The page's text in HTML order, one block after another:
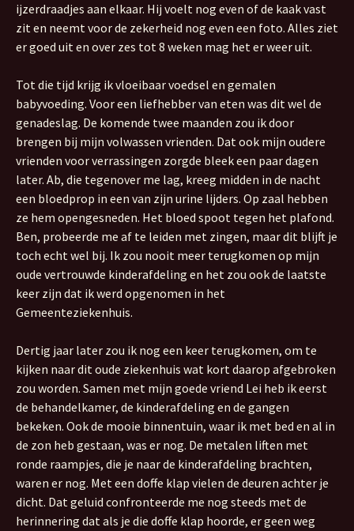
ijzerdraadjes aan elkaar. Hij voelt nog even of de kaak vast
zit en neemt voor de zekerheid nog even een foto. Alles ziet
er goed uit en over zes tot 8 weken mag het er weer uit.
Tot die tijd krijg ik vloeibaar voedsel en gemalen
babyvoeding. Voor een liefhebber van eten was dit wel de
genadeslag. De komende twee maanden zou ik door
brengen bij mijn volwassen vrienden. Dat ook mijn oudere
vrienden voor verrassingen zorgde bleek een paar dagen
later. Ab, die tegenover me lag, kreeg midden in de nacht
een bloedprop in een van zijn urine lijders. Op zaal hebben
ze hem opengesneden. Het bloed spoot tegen het plafond.
Ben, probeerde me af te leiden met zingen, maar dit blijft je
toch echt wel bij. Ik zou nooit meer terugkomen op mijn
oude vertrouwde kinderafdeling en het zou ook de laatste
keer zijn dat ik werd opgenomen in het
Gemeenteziekenhuis.
Dertig jaar later zou ik nog een keer terugkomen, om te
kijken naar dit oude ziekenhuis wat kort daarop afgebroken
zou worden. Samen met mijn goede vriend Lei heb ik eerst
de behandelkamer, de kinderafdeling en de gangen
bekeken. Ook de mooie binnentuin, waar ik met bed en al in
de zon heb gestaan, was er nog. De metalen liften met
ronde raampjes, die je naar de kinderafdeling brachten,
waren er nog. Met een doffe klap vielen de deuren achter je
dicht. Dat geluid confronteerde me nog steeds met de
herinnering dat als je die doffe klap hoorde, er geen weg